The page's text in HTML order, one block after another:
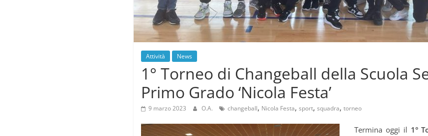
Attività News
1° Torneo di Changeball della Scuola
Primo Grado ‘Nicola Festa’
9 marzo 2023 O.A. changeball, Nicola Festa, sport, squadra, torneo
Termina oggi il 1°